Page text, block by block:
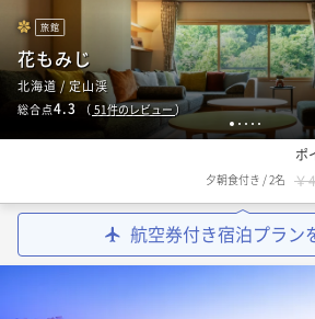
1 2 3 4 5
旅館
花もみじ
北海道 / 定山渓
総合点4.3 （ 51件のレビュー）
ポ
夕朝食付き /2名 ￥
航空券付き宿泊プラン